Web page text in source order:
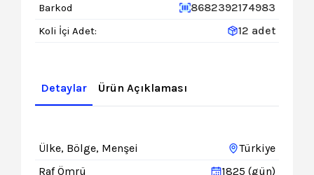
Barkod 8682392174983
Koli İçi Adet: 12 adet
Detaylar Ürün Açıklaması
Ülke, Bölge, Menşei
Türkiye
Raf Ömrü
1825 (gün)